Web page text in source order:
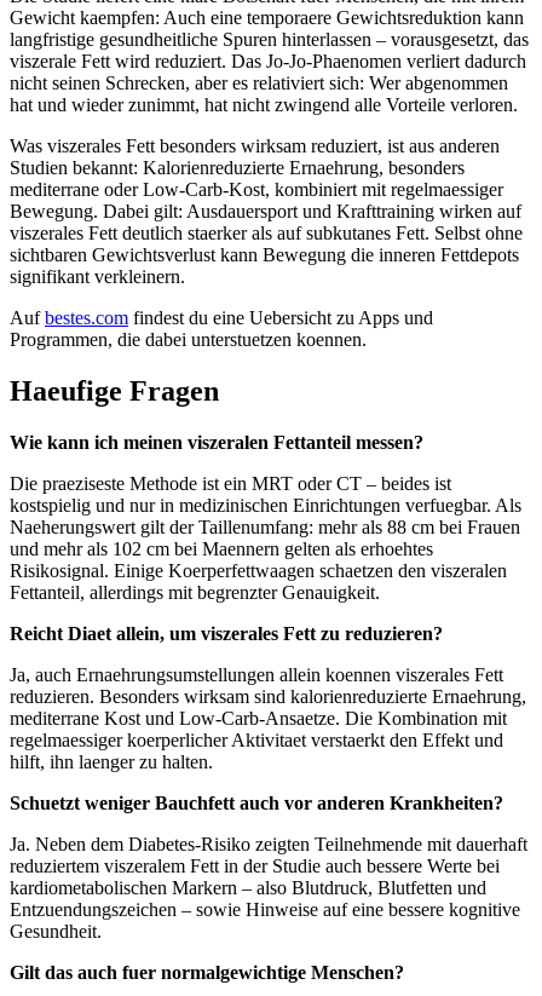
Gewicht kaempfen: Auch eine temporaere Gewichtsreduktion kann
langfristige gesundheitliche Spuren hinterlassen – vorausgesetzt, das
viszerale Fett wird reduziert. Das Jo-Jo-Phaenomen verliert dadurch
nicht seinen Schrecken, aber es relativiert sich: Wer abgenommen
hat und wieder zunimmt, hat nicht zwingend alle Vorteile verloren.
Was viszerales Fett besonders wirksam reduziert, ist aus anderen
Studien bekannt: Kalorienreduzierte Ernaehrung, besonders
mediterrane oder Low-Carb-Kost, kombiniert mit regelmaessiger
Bewegung. Dabei gilt: Ausdauersport und Krafttraining wirken auf
viszerales Fett deutlich staerker als auf subkutanes Fett. Selbst ohne
sichtbaren Gewichtsverlust kann Bewegung die inneren Fettdepots
signifikant verkleinern.
Aufbestes.com findest du eine Uebersicht zu Apps und
Programmen, die dabei unterstuetzen koennen.
Haeufige Fragen
Wie kann ich meinen viszeralen Fettanteil messen?
Die praeziseste Methode ist ein MRT oder CT – beides ist
kostspielig und nur in medizinischen Einrichtungen verfuegbar. Als
Naeherungswert gilt der Taillenumfang: mehr als 88 cm bei Frauen
und mehr als 102 cm bei Maennern gelten als erhoehtes
Risikosignal. Einige Koerperfettwaagen schaetzen den viszeralen
Fettanteil, allerdings mit begrenzter Genauigkeit.
Reicht Diaet allein, um viszerales Fett zu reduzieren?
Ja, auch Ernaehrungsumstellungen allein koennen viszerales Fett
reduzieren. Besonders wirksam sind kalorienreduzierte Ernaehrung,
mediterrane Kost und Low-Carb-Ansaetze. Die Kombination mit
regelmaessiger koerperlicher Aktivitaet verstaerkt den Effekt und
hilft, ihn laenger zu halten.
Schuetzt weniger Bauchfett auch vor anderen Krankheiten?
Ja. Neben dem Diabetes-Risiko zeigten Teilnehmende mit dauerhaft
reduziertem viszeralem Fett in der Studie auch bessere Werte bei
kardiometabolischen Markern – also Blutdruck, Blutfetten und
Entzuendungszeichen – sowie Hinweise auf eine bessere kognitive
Gesundheit.
Gilt das auch fuer normalgewichtige Menschen?